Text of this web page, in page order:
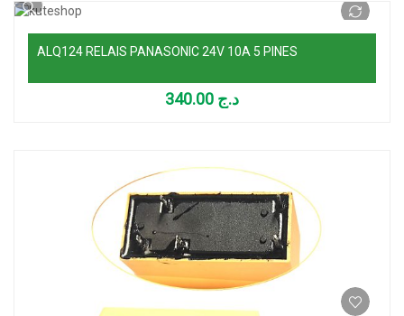
ALQ124 RELAIS PANASONIC 24V 10A 5 PINES
د.ج